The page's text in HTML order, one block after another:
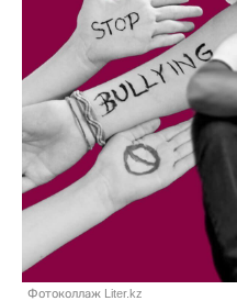
Фотоколлаж Liter.kz